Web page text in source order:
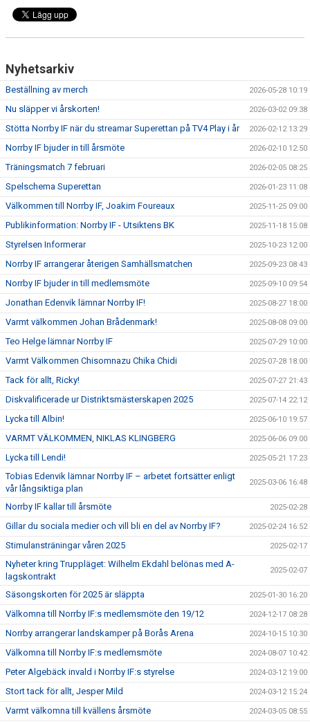
Nyhetsarkiv
Beställning av merch 2026-05-28 10:19
Nu släpper vi årskorten! 2026-03-02 09:38
Stötta Norrby IF när du streamar Superettan på TV4 Play i år 2026-02-12 13:29
Norrby IF bjuder in till årsmöte 2026-02-10 12:50
Träningsmatch 7 februari 2026-02-05 08:25
Spelschema Superettan 2026-01-23 11:08
Välkommen till Norrby IF, Joakim Foureaux 2025-11-25 09:00
Publikinformation: Norrby IF - Utsiktens BK 2025-11-18 15:08
Styrelsen Informerar 2025-10-23 12:00
Norrby IF arrangerar återigen Samhällsmatchen 2025-09-23 08:43
Norrby IF bjuder in till medlemsmöte 2025-09-10 09:54
Jonathan Edenvik lämnar Norrby IF! 2025-08-27 18:00
Varmt välkommen Johan Brådenmark! 2025-08-08 09:00
Teo Helge lämnar Norrby IF 2025-07-29 10:00
Varmt Välkommen Chisomnazu Chika Chidi 2025-07-28 18:00
Tack för allt, Ricky! 2025-07-27 21:43
Diskvalificerade ur Distriktsmästerskapen 2025 2025-07-14 22:12
Lycka till Albin! 2025-06-10 19:57
VARMT VÄLKOMMEN, NIKLAS KLINGBERG 2025-06-06 09:00
Lycka till Lendi! 2025-05-21 17:23
Tobias Edenvik lämnar Norrby IF – arbetet fortsätter enligt
vår långsiktiga plan
2025-03-06 16:48
Norrby IF kallar till årsmöte 2025-02-28
Gillar du sociala medier och vill bli en del av Norrby IF? 2025-02-24 16:52
Stimulansträningar våren 2025 2025-02-17
Nyheter kring Truppläget: Wilhelm Ekdahl belönas med A-
lagskontrakt
2025-02-07
Säsongskorten för 2025 är släppta 2025-01-30 16:20
Välkomna till Norrby IF:s medlemsmöte den 19/12 2024-12-17 08:28
Norrby arrangerar landskamper på Borås Arena 2024-10-15 10:30
Välkomna till Norrby IF:s medlemsmöte 2024-08-07 10:42
Peter Algebäck invald i Norrby IF:s styrelse 2024-03-12 19:00
Stort tack för allt, Jesper Mild 2024-03-12 15:24
Varmt välkomna till kvällens årsmöte 2024-03-05 08:55